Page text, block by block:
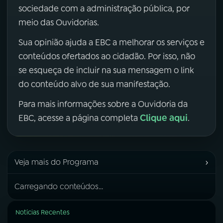
sociedade com a administração pública, por
meio das Ouvidorias.
Sua opinião ajuda a EBC a melhorar os serviços e
conteúdos ofertados ao cidadão. Por isso, não
se esqueça de incluir na sua mensagem o link
do conteúdo alvo de sua manifestação.
Para mais informações sobre a Ouvidoria da
EBC, acesse a página completa Clique aqui.
Veja mais do Programa ›
Carregando conteúdos...
Notícias Recentes